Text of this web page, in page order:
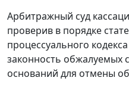
Арбитражный суд
проверив в порядке
процессуального
законность обжалуемых
оснований для отмены